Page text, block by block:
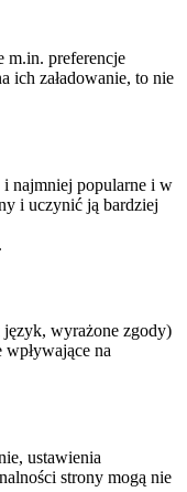
m.in. preferencje
ich załadowanie, to nie
i najmniej popularne i w
i uczynić ją bardziej
wyrażone zgody)
na
ustawienia
strony mogą nie